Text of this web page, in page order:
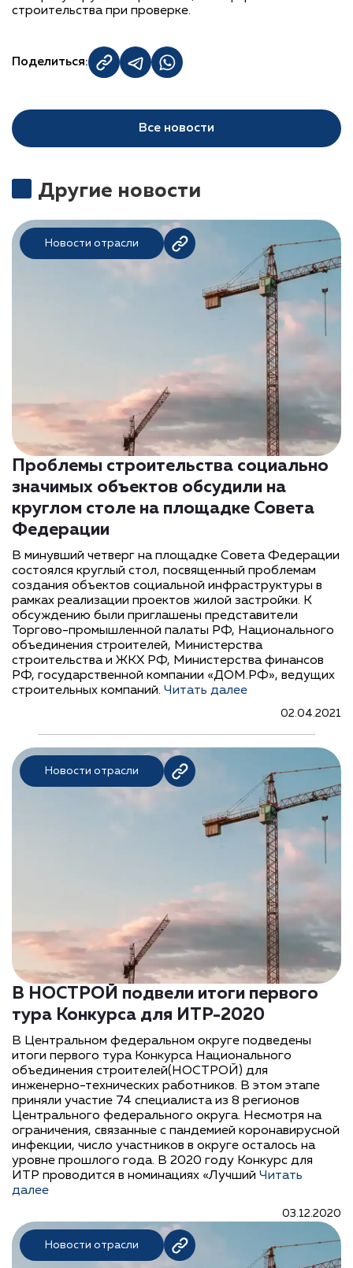
строительства при проверке.
Поделиться:
Все новости
Другие новости
Новости отрасли
Проблемы строительства социально
значимых объектов обсудили на
круглом столе на площадке Совета
Федерации
В минувший четверг на площадке Совета Федерации
состоялся круглый стол, посвященный проблемам
создания объектов социальной инфраструктуры в
рамках реализации проектов жилой застройки. К
обсуждению были приглашены представители
Торгово-промышленной палаты РФ, Национального
объединения строителей, Министерства
строительства и ЖКХ РФ, Министерства финансов
РФ, государственной компании «ДОМ.РФ», ведущих
строительных компаний. Читать далее
02.04.2021
Новости отрасли
В НОСТРОЙ подвели итоги первого
тура Конкурса для ИТР-2020
В Центральном федеральном округе подведены
итоги первого тура Конкурса Национального
объединения строителей(НОСТРОЙ) для
инженерно-технических работников. В этом этапе
приняли участие 74 специалиста из 8 регионов
Центрального федерального округа. Несмотря на
ограничения, связанные с пандемией коронавирусной
инфекции, число участников в округе осталось на
уровне прошлого года. В 2020 году Конкурс для
ИТР проводится в номинациях «Лучший Читать
далее
03.12.2020
Новости отрасли